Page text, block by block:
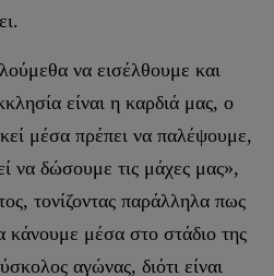
να εισέλθουμε και
είναι η καρδιά μας, ο
μέσα πρέπει να παλέψουμε,
να δώσουμε τις μάχες μας»,
τονίζοντας παράλληλα πως
μέσα στο στάδιο της
αγώνας, διότι είναι